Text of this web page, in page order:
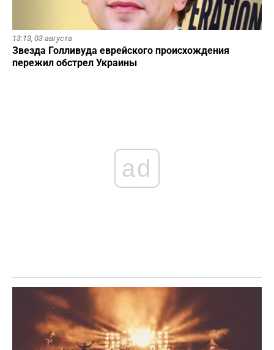
13:13, 03 августа
Звезда Голливуда еврейского происхождения
пережил обстрел Украины
ad